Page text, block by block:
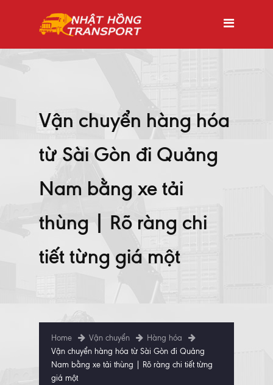
Vận chuyển hàng hóa
từ Sài Gòn đi Quảng
Nam bằng xe tải
thùng | Rõ ràng chi
tiết từng giá một
Home Vận chuyển
Hàng hóa
Vận chuyển hàng hóa từ Sài Gòn đi Quảng
Nam bằng xe tải thùng | Rõ ràng chi tiết từng
giá một